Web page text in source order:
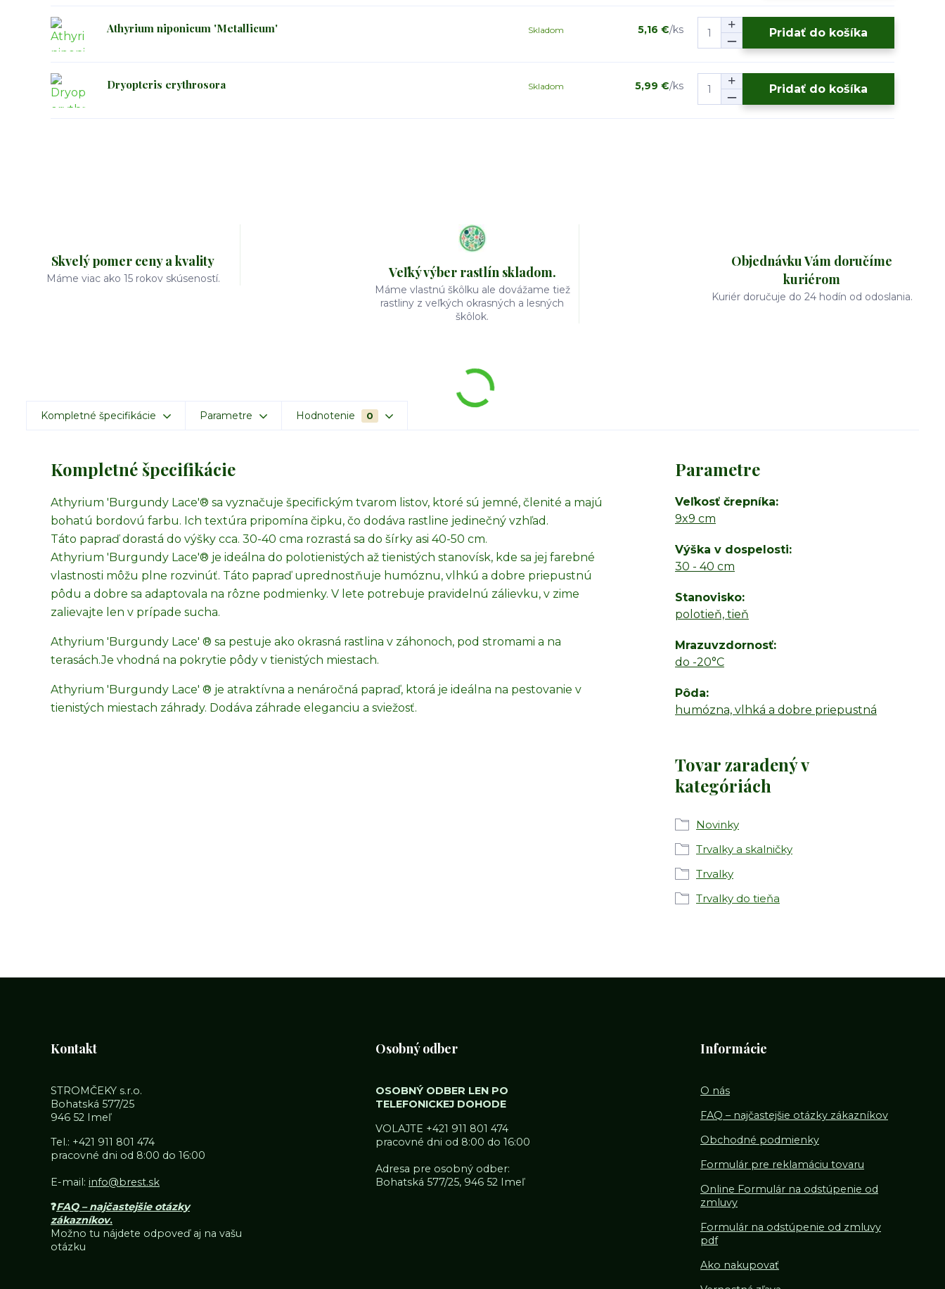
Athyrium niponicum 'Metallicum' 5,16 €/ks
Skladom Pridať do košíka
Dryopteris erythrosora 5,99 €/ks
Skladom Pridať do košíka
Skvelý pomer ceny a kvality
Máme viac ako 15 rokov skúseností. Veľký výber rastlín skladom.
Máme vlastnú škôlku ale dovážame tiež
rastliny z veľkých okrasných a lesných
škôlok.
Objednávku Vám doručíme
kuriérom
Kuriér doručuje do 24 hodín od odoslania.
Kompletné špecifikácie Parametre Hodnotenie 0
Kompletné špecifikácie
Athyrium 'Burgundy Lace'® sa vyznačuje špecifickým tvarom listov, ktoré sú jemné, členité a majú
bohatú bordovú farbu. Ich textúra pripomína čipku, čo dodáva rastline jedinečný vzhľad.
Táto papraď dorastá do výšky cca. 30-40 cma rozrastá sa do šírky asi 40-50 cm.
Athyrium 'Burgundy Lace'® je ideálna do polotienistých až tienistých stanovísk, kde sa jej farebné
vlastnosti môžu plne rozvinúť. Táto papraď uprednostňuje humóznu, vlhkú a dobre priepustnú
pôdu a dobre sa adaptovala na rôzne podmienky. V lete potrebuje pravidelnú zálievku, v zime
zalievajte len v prípade sucha.
Athyrium 'Burgundy Lace' ® sa pestuje ako okrasná rastlina v záhonoch, pod stromami a na
terasách.Je vhodná na pokrytie pôdy v tienistých miestach.
Athyrium 'Burgundy Lace' ® je atraktívna a nenáročná papraď, ktorá je ideálna na pestovanie v
tienistých miestach záhrady. Dodáva záhrade eleganciu a sviežosť.
Parametre
Veľkosť črepníka
9x9 cm
Výška v dospelosti
30 - 40 cm
Stanovisko
polotieň, tieň
Mrazuvzdornosť
do -20°C
Pôda
humózna, vlhká a dobre priepustná
Tovar zaradený v
kategóriách
Novinky
Trvalky a skalničky
Trvalky
Trvalky do tieňa
Kontakt
STROMČEKY s.r.o.
Bohatská 577/25
946 52 Imeľ
Tel.: +421 911 801 474
pracovné dni od 8:00 do 16:00
E-mail: info@brest.sk
❓FAQ – najčastejšie otázky
zákazníkov.
Možno tu nájdete odpoveď aj na vašu
otázku
Osobný odber
OSOBNÝ ODBER LEN PO
TELEFONICKEJ DOHODE
VOLAJTE +421 911 801 474
pracovné dni od 8:00 do 16:00
Adresa pre osobný odber:
Bohatská 577/25, 946 52 Imeľ
Informácie
O nás
FAQ – najčastejšie otázky zákazníkov
Obchodné podmienky
Formulár pre reklamáciu tovaru
Online Formulár na odstúpenie od
zmluvy
Formulár na odstúpenie od zmluvy
pdf
Ako nakupovať